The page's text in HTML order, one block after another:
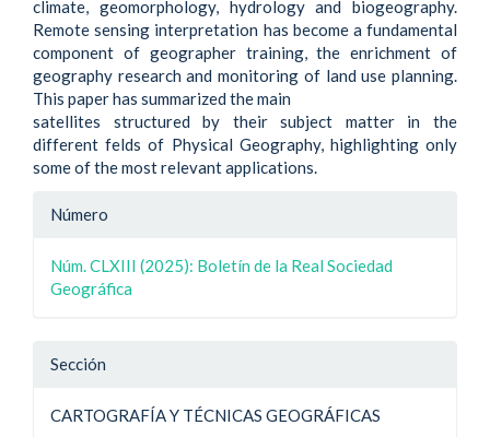
climate, geomorphology, hydrology and biogeography.
Remote sensing interpretation has become a fundamental
component of geographer training, the enrichment of
geography research and monitoring of land use planning.
This paper has summarized the main
satellites structured by their subject matter in the
different felds of Physical Geography, highlighting only
some of the most relevant applications.
Detalle
artículo
Número
Núm. CLXIII (2025): Boletín de la Real Sociedad
Geográfica
Sección
CARTOGRAFÍA Y TÉCNICAS GEOGRÁFICAS